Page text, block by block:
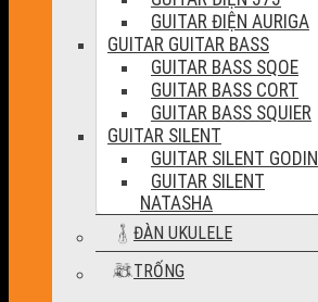
GUITAR ĐIỆN AURIGA
GUITAR GUITAR BASS
GUITAR BASS SQOE
GUITAR BASS CORT
GUITAR BASS SQUIER
GUITAR SILENT
GUITAR SILENT GODIN
GUITAR SILENT
NATASHA
ĐÀN UKULELE
TRỐNG